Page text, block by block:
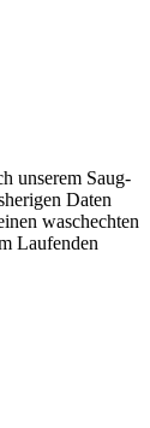
unserem Saug-
Daten
waschechten
Laufenden